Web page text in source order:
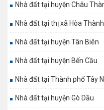
Nhà đất tại huyện Châu
Nhà đất tại thị xã Hòa Thành
Nhà đất tại huyện Tân Biên
Nhà đất tại huyện Bến Cầu
Nhà đất tại Thành phố Tây
Nhà đất tại huyện Gò Dầu